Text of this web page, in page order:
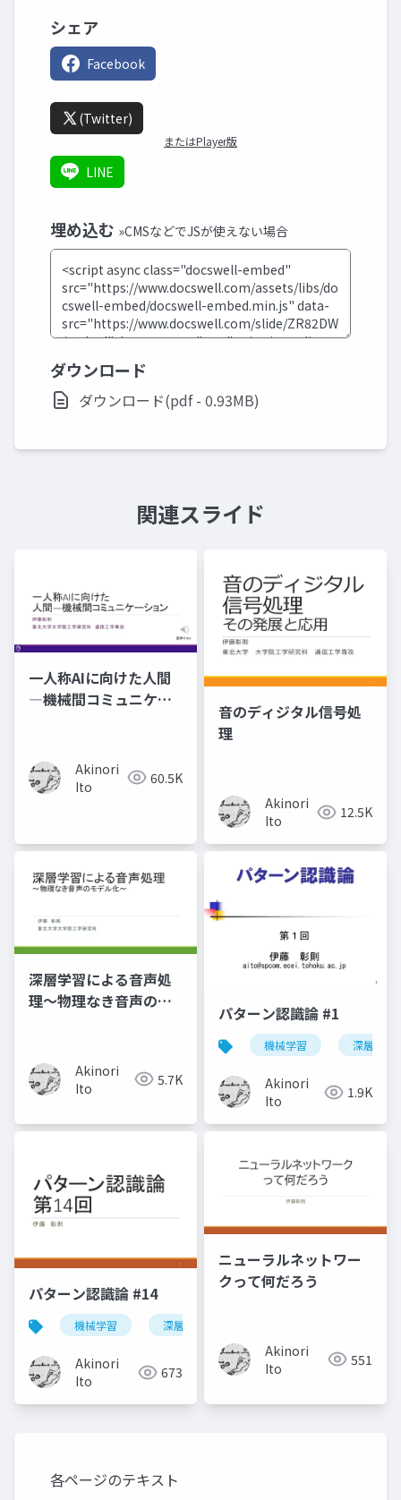
シェア
Facebook
(Twitter)
またはPlayer版
LINE
埋め込む »CMSなどでJSが使えない場合
ダウンロード
ダウンロード(pdf - 0.93MB)
関連スライド
一人称AIに向けた人間
―機械間コミュニケー
Akinori
Ito
60.5K
音のディジタル信号処
理
Akinori
Ito
12.5K
深層学習による音声処
理～物理なき音声のモ
Akinori
Ito
5.7K
パターン認識論 #1
機械学習 深層学習
Akinori
Ito
1.9K
パターン認識論 #14
機械学習 深層学習
Akinori
Ito
673
ニューラルネットワー
クって何だろう
Akinori
Ito
551
各ページのテキスト